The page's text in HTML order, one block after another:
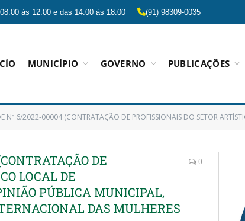
às 12:00 e das 14:00 às 18:00 (91) 98309-0035
MUNICÍPIO GOVERNO PUBLICAÇÕES
(CONTRATAÇÃO DE PROFISSIONAIS DO SETOR ARTÍSTICO LOCAL DE RECONHECIMENTO PERANTE A OPINIÃO
DE
LOCAL DE
PÚBLICA MUNICIPAL,
DAS MULHERES
0